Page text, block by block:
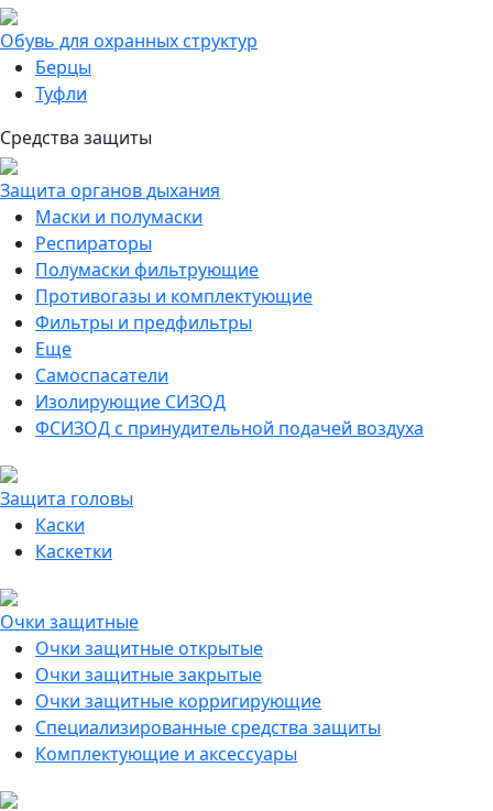
Обувь для охранных структур
Берцы
Туфли
Средства защиты
Защита органов дыхания
Маски и полумаски
Респираторы
Полумаски фильтрующие
Противогазы и комплектующие
Фильтры и предфильтры
Еще
Самоспасатели
Изолирующие СИЗОД
ФСИЗОД с принудительной подачей воздуха
Защита головы
Каски
Каскетки
Очки защитные
Очки защитные открытые
Очки защитные закрытые
Очки защитные корригирующие
Специализированные средства защиты
Комплектующие и аксессуары